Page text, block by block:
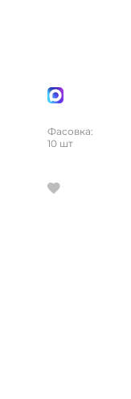
Фасовка:
10 шт